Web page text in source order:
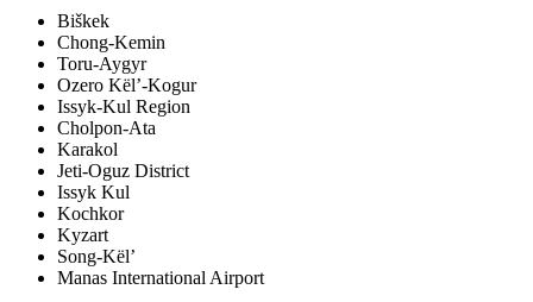
Biškek
Chong-Kemin
Toru-Aygyr
Ozero Kël’-Kogur
Issyk-Kul Region
Cholpon-Ata
Karakol
Jeti-Oguz District
Issyk Kul
Kochkor
Kyzart
Song-Kël’
Manas International Airport